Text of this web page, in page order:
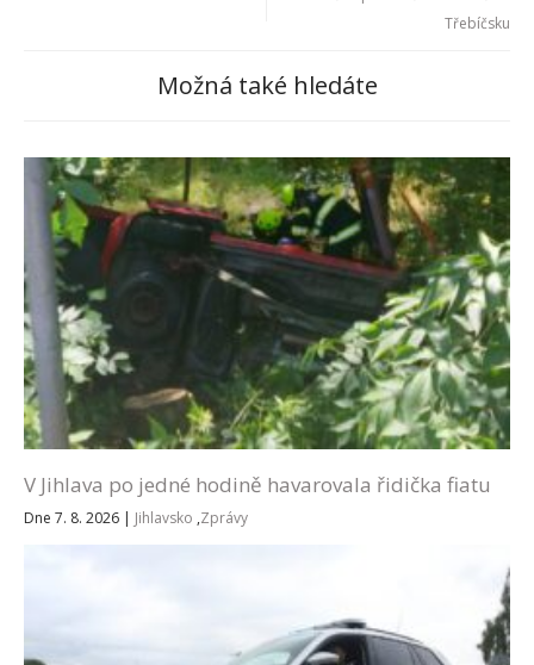
Třebíčsku
Možná také hledáte
V Jihlava po jedné hodině havarovala řidička fiatu
Dne 7. 8. 2026 | Jihlavsko ,Zprávy